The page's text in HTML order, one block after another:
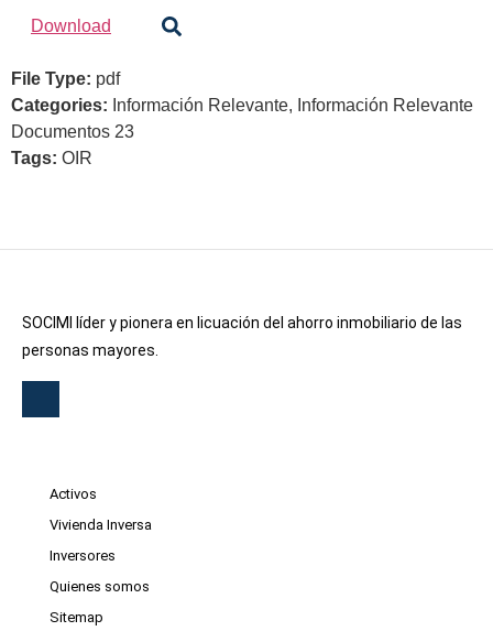
Download
File Type: pdf
Categories: Información Relevante, Información Relevante
Documentos 23
Tags: OIR
SOCIMI líder y pionera en licuación del ahorro inmobiliario de las
personas mayores.
Activos
Vivienda Inversa
Inversores
Quienes somos
Sitemap